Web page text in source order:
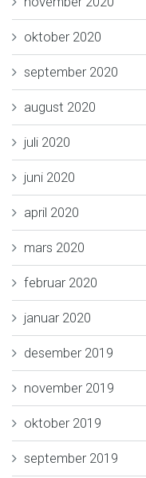
oktober 2020
september 2020
august 2020
juli 2020
juni 2020
april 2020
mars 2020
februar 2020
januar 2020
desember 2019
november 2019
oktober 2019
september 2019